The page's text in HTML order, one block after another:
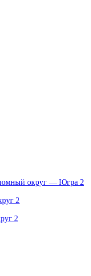
округ — Югра 2
2
2